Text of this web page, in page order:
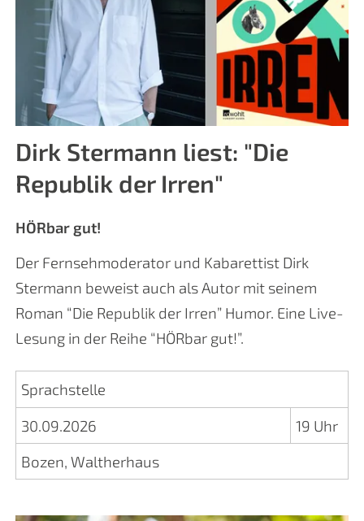
Dirk Stermann liest: "Die
Republik der Irren"
HÖRbar gut!
Der Fernsehmoderator und Kabarettist Dirk
Stermann beweist auch als Autor mit seinem
Roman “Die Republik der Irren” Humor. Eine Live-
Lesung in der Reihe “HÖRbar gut!”.
Sprachstelle
30.09.2026
19 Uhr
Bozen, Waltherhaus